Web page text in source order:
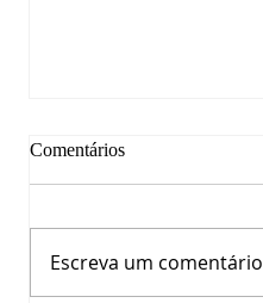
Comentários
Escreva um comentário